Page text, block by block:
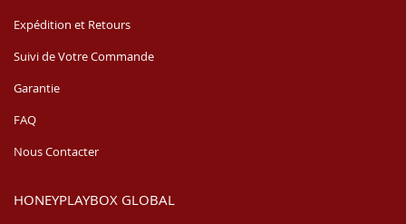
Expédition et Retours
Suivi de Votre Commande
Garantie
FAQ
Nous Contacter
HONEYPLAYBOX GLOBAL